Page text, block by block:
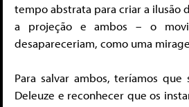
tempo abstrata para criar a ilusão
a projeção e ambos – o
desapareceriam, como uma
Para salvar ambos, teríamos
Deleuze e reconhecer que os